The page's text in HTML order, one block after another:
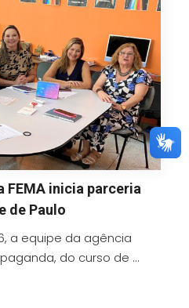
FEMA inicia parceria
de Paulo
a equipe da agência
do curso de ...